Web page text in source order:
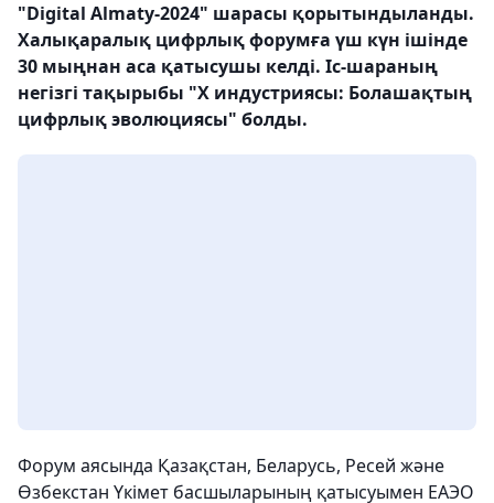
"Digital Almaty-2024" шарасы қорытындыланды.
Халықаралық цифрлық форумға үш күн ішінде
30 мыңнан аса қатысушы келді. Іс-шараның
негізгі тақырыбы "Х индустриясы: Болашақтың
цифрлық эволюциясы" болды.
Форум аясында Қазақстан, Беларусь, Ресей және
Өзбекстан Үкімет басшыларының қатысуымен ЕАЭО